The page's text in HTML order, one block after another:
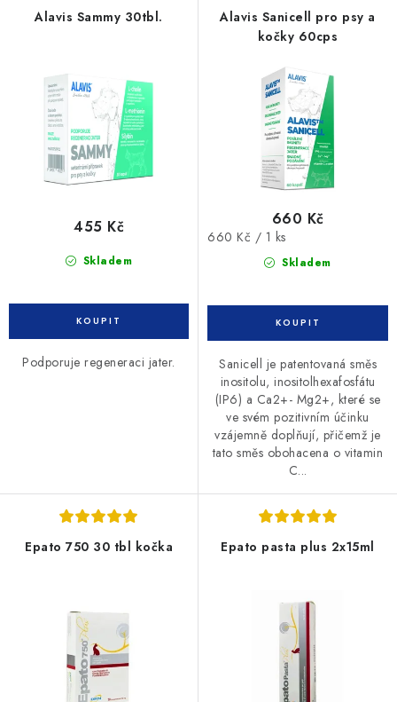
Alavis Sammy 30tbl.
Skladem
455 Kč
Podporuje regeneraci jater.
Alavis Sanicell pro psy a
kočky 60cps
Skladem
660 Kč
Měrná
660 Kč / 1 ks
Sanicell je patentovaná směs
inositolu, inositolhexafosfátu
(IP6) a Ca2+- Mg2+, které se
ve svém pozitivním účinku
vzájemně doplňují, přičemž je
tato směs obohacena o vitamin
C...
Epato 750 30 tbl kočka Epato pasta plus 2x15ml